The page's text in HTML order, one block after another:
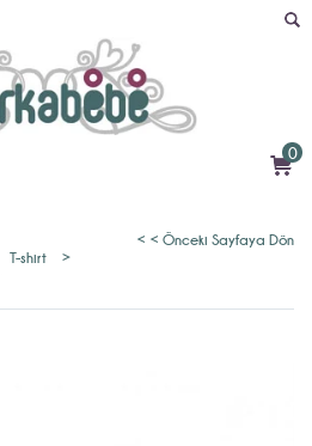
0
< < Önceki Sayfaya Dön
T-shirt
>